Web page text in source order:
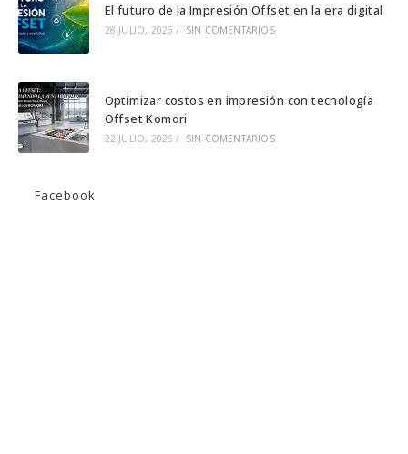
El futuro de la Impresión Offset en la era digital
28 JULIO, 2026 / SIN COMENTARIOS
Optimizar costos en impresión con tecnología
Offset Komori
22 JULIO, 2026 / SIN COMENTARIOS
Facebook